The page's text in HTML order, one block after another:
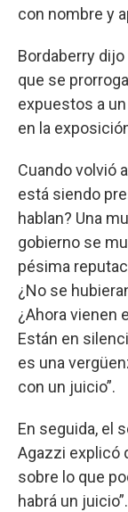
con nombre y
Bordaberry
que se
expuestos a
en la
Cuando volvió
está siendo
hablan? Una
gobierno se
pésima
¿No se
¿Ahora vienen
Están en
es una
con un juicio”.
En seguida, el
Agazzi explicó
sobre lo que
habrá un juicio”.